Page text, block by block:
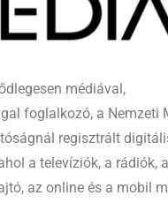
médiával,
foglalkozó, a Nemzeti
regisztrált
a televíziók, a rádiók, a
az online és a mobil